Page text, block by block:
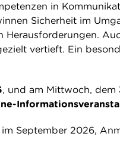
in
Sicherheit im
Herausforderungen.
vertieft. Ein
, und am Mittwoch, dem
September 2026,